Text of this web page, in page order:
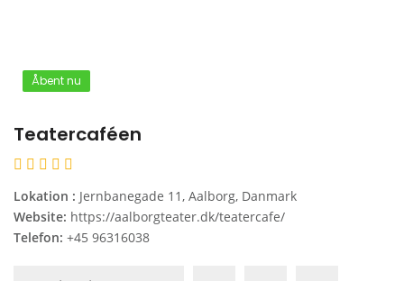
Åbent nu
Teatercaféen
Lokation : Jernbanegade 11, Aalborg, Danmark
Website: https://aalborgteater.dk/teatercafe/
Telefon: +45 96316038